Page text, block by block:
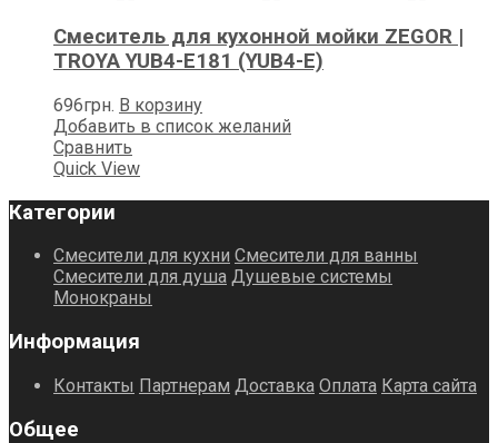
Смеситель для кухонной мойки ZEGOR |
TROYA YUB4-E181 (YUB4-E)
696грн. В корзину
Добавить в список желаний
Сравнить
Quick View
Категории
Смесители для кухни Смесители для ванны
Смесители для душа Душевые системы
Монокраны
Информация
Контакты Партнерам Доставка Оплата Карта сайта
Общее